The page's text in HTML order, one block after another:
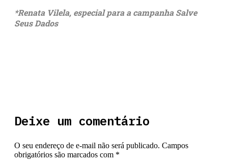
*Renata Vilela, especial para a campanha Salve
Seus Dados
Deixe um comentário
O seu endereço de e-mail não será publicado. Campos
obrigatórios são marcados com *